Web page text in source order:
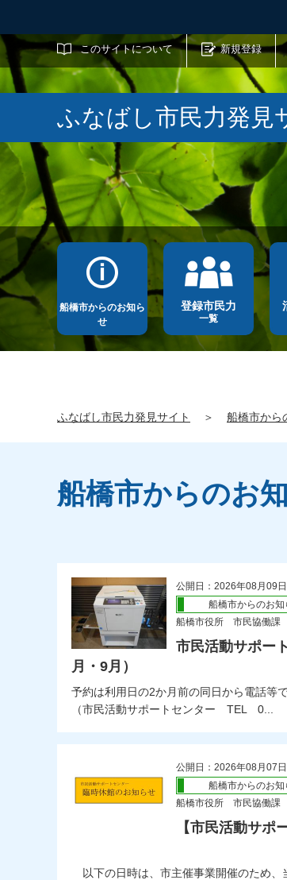
このサイトについて 新規登録
サイト内検索
ふなばし市民力発見
船橋市からのお知ら
せ
登録市民力
一覧
ふなばし市民力発見サイト ＞ 船橋市から
船橋市からのお
公開日：2026年08月09日
船橋市からのお知
船橋市役所 市民協働課
市民活動サポー
月・9月）
予約は利用日の2か月前の同日から電話等
（市民活動サポートセンター TEL 0...
公開日：2026年08月07日
船橋市からのお知
船橋市役所 市民協働課
【市民活動サポ
以下の日時は、市主催事業開催のため、